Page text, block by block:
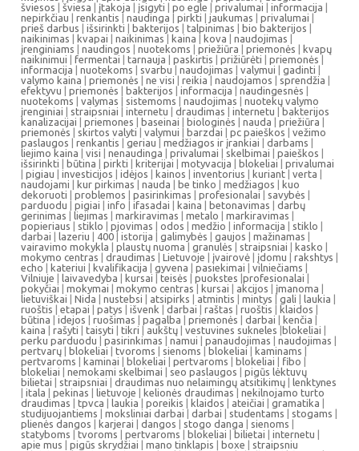
šviesos | šviesa | įtakoja | įsigyti | po egle | privalumai | informacija |
nepirkčiau | renkantis | naudinga | pirkti | jaukumas | privalumai |
prieš darbus | išsirinkti | bakterijos | talpinimas | bio bakterijos |
naikinimas | kvapai | naikinimas | kaina | kova | naudojimas |
įrenginiams | naudingos | nuotekoms | priežiūra | priemonės | kvapų
naikinimui | fermentai | tarnauja | paskirtis | prižiūrėti | priemonės |
informacija | nuotekoms | svarbu | naudojimas | valymui | gadinti |
valymo kaina | priemonės | ne visi | reikia | naudojamos | sprendžia |
efektyvu | priemonės | bakterijos | informacija | naudingesnės |
nuotekoms | valymas | sistemoms | naudojimas | nuotekų valymo
įrenginiai | straipsniai | internetu | draudimas | internetu |bakterijos
kanalizacijai | priemones | baseinai | biologinės | nauda | priežiūra |
priemonės | skirtos valyti | valymui | barzdai | pc paieškos | vežimo
paslaugos | renkantis | geriau | medžiagos ir įrankiai | darbams |
liejimo kaina | visi | nenaudinga | privalumai | skelbimai | paieškos |
išsirinkti | būtina | pirkti | kriterijai | motyvacija | blokeliai | privalumai
| pigiau | investicijos | idėjos | kainos | inventorius | kuriant | verta |
naudojami | kur pirkimas | nauda | be tinko | medžiagos | kuo
dekoruoti | problemos | pasirinkimas | profesionalai | savybės |
parduodu | pigiai | info | ifasadai | kaina | betonavimas | darbų
gerinimas | liejimas | markiravimas | metalo | markiravimas |
popieriaus | stiklo | pjovimas | odos | medžio | informacija | stiklo |
darbai | lazeriu | 400 | istorija | galimybės | gaujos | mažinamas |
vairavimo mokykla | plaustų nuoma | granulės | straipsniai | kasko |
mokymo centras | draudimas | Lietuvoje | įvairovė | įdomu | rakshtys |
echo | kateriui | kvalifikacija | gyvena | pasiekimai | vilniečiams |
Vilniuje | laivavedyba | kursai | teisės | puokstes |profesionalai |
pokyčiai | mokymai | mokymo centras | kursai | akcijos | įmanoma |
lietuviškai | Nida | nustebsi | atsipirks | atmintis | mintys | gali | laukia |
ruoštis | etapai | patys | išvenk | darbai | raštas | ruoštis | klaidos |
būtina | idejos | ruošimas | pagalba | priemonės | darbai | kenčia |
kaina | rašyti | taisyti | tikri | aukštų | vestuvines sukneles |blokeliai |
perku parduodu | pasirinkimas | namui | panaudojimas | naudojimas |
pertvarų | blokeliai | tvoroms | sienoms | blokeliai | kaminams |
pertvaroms | kaminai | blokeliai | pertvaroms | blokeliai | fibo |
blokeliai | nemokami skelbimai | seo paslaugos | pigūs lėktuvų
bilietai | straipsniai | draudimas nuo nelaimingų atsitikimų | lenktynes
| itala | pekinas | lietuvoje | kelionės draudimas| nekilnojamo turto
draudimas | tpvca | laukia | poreikis | klaidos | ateičiai | gramatika |
studijuojantiems | moksliniai darbai | darbai | studentams | stogams |
plienės dangos | karjerai | dangos | stogo danga | sienoms |
statyboms | tvoroms | pertvaroms | blokeliai | bilietai | internetu |
apie mus | pigūs skrydžiai | mano tinklapis | boxe | straipsniu